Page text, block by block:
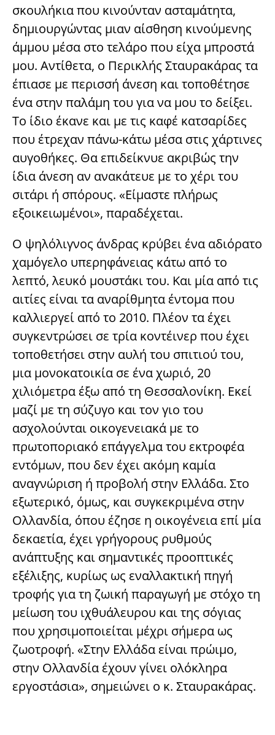
σκουλήκια που κινούνταν ασταμάτητα,
δημιουργώντας μιαν αίσθηση κινούμενης
άμμου μέσα στο τελάρο που είχα μπροστά
μου. Αντίθετα, ο Περικλής Σταυρακάρας τα
έπιασε με περισσή άνεση και τοποθέτησε
ένα στην παλάμη του για να μου το δείξει.
Το ίδιο έκανε και με τις καφέ κατσαρίδες
που έτρεχαν πάνω-κάτω μέσα στις χάρτινες
αυγοθήκες. Θα επιδείκνυε ακριβώς την
ίδια άνεση αν ανακάτευε με το χέρι του
σιτάρι ή σπόρους. «Είμαστε πλήρως
εξοικειωμένοι», παραδέχεται.
Ο ψηλόλιγνος άνδρας κρύβει ένα αδιόρατο
χαμόγελο υπερηφάνειας κάτω από το
λεπτό, λευκό μουστάκι του. Και μία από τις
αιτίες είναι τα αναρίθμητα έντομα που
καλλιεργεί από το 2010. Πλέον τα έχει
συγκεντρώσει σε τρία κοντέινερ που έχει
τοποθετήσει στην αυλή του σπιτιού του,
μια μονοκατοικία σε ένα χωριό, 20
χιλιόμετρα έξω από τη Θεσσαλονίκη. Εκεί
μαζί με τη σύζυγο και τον γιο του
ασχολούνται οικογενειακά με το
πρωτοποριακό επάγγελμα του εκτροφέα
εντόμων, που δεν έχει ακόμη καμία
αναγνώριση ή προβολή στην Ελλάδα. Στο
εξωτερικό, όμως, και συγκεκριμένα στην
Ολλανδία, όπου έζησε η οικογένεια επί μία
δεκαετία, έχει γρήγορους ρυθμούς
ανάπτυξης και σημαντικές προοπτικές
εξέλιξης, κυρίως ως εναλλακτική πηγή
τροφής για τη ζωική παραγωγή με στόχο τη
μείωση του ιχθυάλευρου και της σόγιας
που χρησιμοποιείται μέχρι σήμερα ως
ζωοτροφή. «Στην Ελλάδα είναι πρώιμο,
στην Ολλανδία έχουν γίνει ολόκληρα
εργοστάσια», σημειώνει ο κ. Σταυρακάρας.